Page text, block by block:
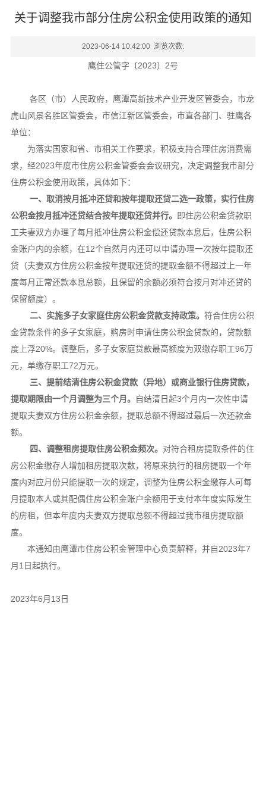
关于调整我市部分住房公积金使用政策的通知
2023-06-14 10:42:00 浏览次数:
鹰住公管字〔2023〕2号
各区（市）人民政府，鹰潭高新技术产业开发区管委会，市龙
虎山风景名胜区管委会，市信江新区管委会，市直各部门、驻鹰各
单位：
为落实国家和省、市相关工作要求，积极支持合理住房消费需
求，经2023年度市住房公积金管委会会议研究，决定调整我市部分
住房公积金使用政策，具体如下：
一、取消按月抵冲还贷和按年提取还贷二选一政策，实行住房
公积金按月抵冲还贷结合按年提取还贷并行。
即住房公积金贷款职
工夫妻双方办理了每月抵冲住房公积金偿还贷款本息后，住房公积
金账户内的余额，在12个自然月内还可以申请办理一次按年提取还
贷（夫妻双方住房公积金按年提取还贷的提取金额不得超过上一年
度每月正常还款本息总额，且保留的余额必须符合按月对冲还贷的
保留额度）。
二、实施多子女家庭住房公积金贷款支持政策。 符合住房公积
金贷款条件的多子女家庭，购房时申请住房公积金贷款的，贷款额
度上浮20%。调整后，多子女家庭贷款最高额度为双缴存职工96万
元，单缴存职工72万元。
三、提前结清住房公积金贷款（异地）或商业银行住房贷款，
提取期限由一个月调整为三个月。
自结清日起3个月内一次性申请
提取夫妻双方住房公积金余额，提取总额不得超过最后一次还款金
额。
四、调整租房提取住房公积金频次。 对符合租房提取条件的住
房公积金缴存人增加租房提取次数，将原来执行的租房提取一个年
度内对应月份只能提取一次的规定，调整为住房公积金缴存人可每
月提取本人或其配偶住房公积金账户余额用于支付本年度实际发生
的房租，但本年度内夫妻双方提取总额不得超过我市租房提取额
度。
本通知由鹰潭市住房公积金管理中心负责解释，并自2023年7
月1日起执行。
2023年6月13日